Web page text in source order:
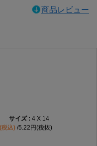
商品レビュー
4 X 14
税込) 5.22円(税抜)